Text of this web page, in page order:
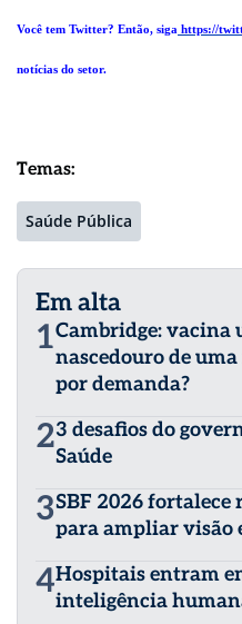
Você tem Twitter? Então, siga https://
notícias do setor.
Temas:
Saúde Pública
Em alta
1Cambridge: vacina
nascedouro de
por demanda?
23 desafios do
Saúde
3SBF 2026 fortalece
para ampliar visão
4Hospitais entram
inteligência